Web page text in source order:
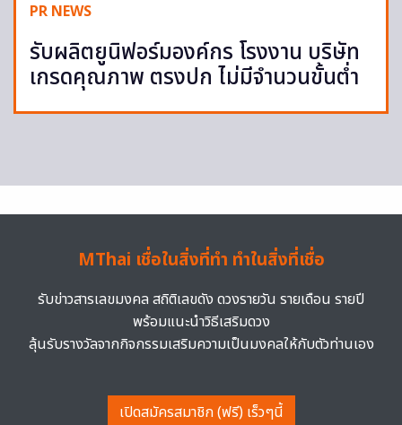
PR NEWS
รับผลิตยูนิฟอร์มองค์กร โรงงาน บริษัท
เกรดคุณภาพ ตรงปก ไม่มีจำนวนขั้นต่ำ
MThai เชื่อในสิ่งที่ทำ ทำในสิ่งที่เชื่อ
รับข่าวสารเลขมงคล สถิติเลขดัง ดวงรายวัน รายเดือน รายปี
พร้อมแนะนำวิธีเสริมดวง
ลุ้นรับรางวัลจากกิจกรรมเสริมความเป็นมงคลให้กับตัวท่านเอง
เปิดสมัครสมาชิก (ฟรี) เร็วๆนี้